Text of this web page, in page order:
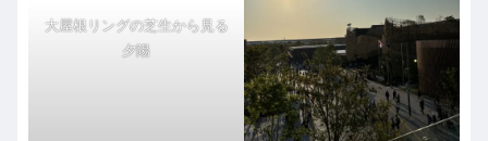
大屋根リングの芝生から見る
夕陽